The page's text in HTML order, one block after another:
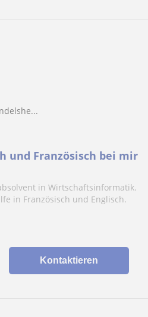
und Französisch bei mir
in Wirtschaftsinformatik.
in Französisch und Englisch.
Kontaktieren